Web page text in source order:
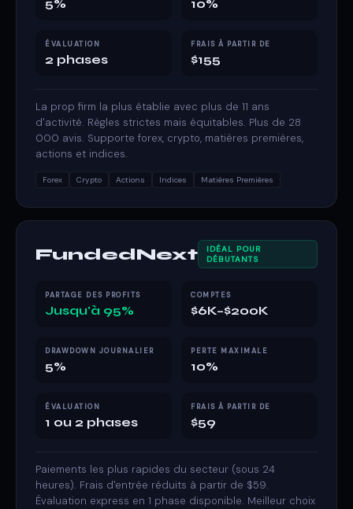
5% 10%
ÉVALUATION
2 phases
FRAIS À PARTIR DE
$155
La prop firm la plus établie avec plus de 11 ans
d'activité. Règles strictes mais équitables. Plus de 28
000 avis. Supporte forex, crypto, matières premières,
actions et indices.
Forex Crypto Actions Indices Matières Premières
FundedNext
IDÉAL POUR
DÉBUTANTS
PARTAGE DES PROFITS
Jusqu'à 95%
COMPTES
$6K–$200K
DRAWDOWN JOURNALIER
5%
PERTE MAXIMALE
10%
ÉVALUATION
1 ou 2 phases
FRAIS À PARTIR DE
$59
Paiements les plus rapides du secteur (sous 24
heures). Frais d'entrée réduits à partir de $59.
Évaluation express en 1 phase disponible. Meilleur choix